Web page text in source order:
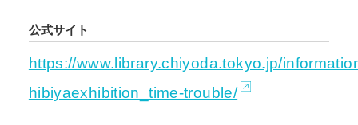
公式サイト
https://www.library.chiyoda.tokyo.jp/
hibiyaexhibition_time-trouble/